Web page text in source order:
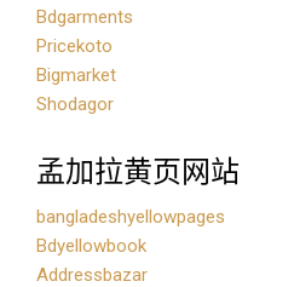
Bdgarments
Pricekoto
Bigmarket
Shodagor
孟加拉黄页网站
bangladeshyellowpages
Bdyellowbook
Addressbazar